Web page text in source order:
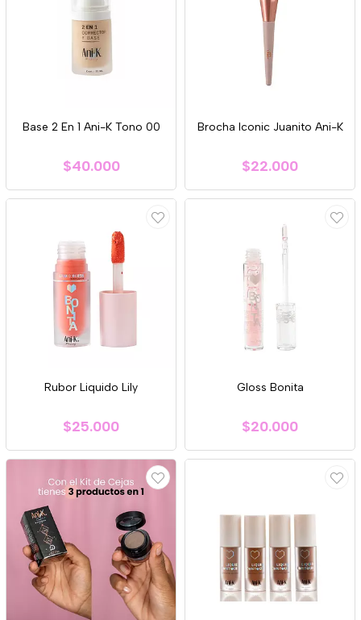
Base 2 En 1 Ani-K Tono 00
$40.000
Brocha Iconic Juanito Ani-K
$22.000
Rubor Liquido Lily
$25.000
Gloss Bonita
$20.000